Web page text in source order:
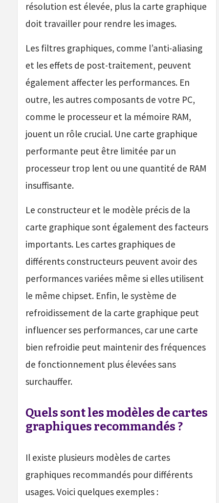
résolution est élevée, plus la carte graphique
doit travailler pour rendre les images.
Les filtres graphiques, comme l’anti-aliasing
et les effets de post-traitement, peuvent
également affecter les performances. En
outre, les autres composants de votre PC,
comme le processeur et la mémoire RAM,
jouent un rôle crucial. Une carte graphique
performante peut être limitée par un
processeur trop lent ou une quantité de RAM
insuffisante.
Le constructeur et le modèle précis de la
carte graphique sont également des facteurs
importants. Les cartes graphiques de
différents constructeurs peuvent avoir des
performances variées même si elles utilisent
le même chipset. Enfin, le système de
refroidissement de la carte graphique peut
influencer ses performances, car une carte
bien refroidie peut maintenir des fréquences
de fonctionnement plus élevées sans
surchauffer.
Quels sont les modèles de cartes
graphiques recommandés ?
Il existe plusieurs modèles de cartes
graphiques recommandés pour différents
usages. Voici quelques exemples :